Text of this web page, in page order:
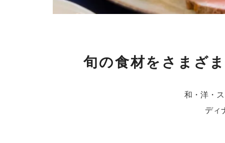
旬の食材をさまざ
和・洋・
ディ